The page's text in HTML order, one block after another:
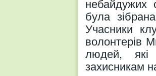
небайдужих
була
Учасники
волонтерів
людей, які
захисникам